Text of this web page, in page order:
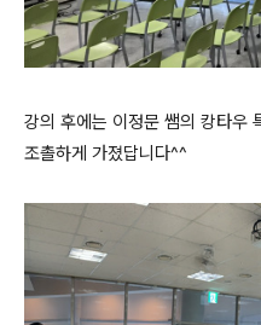
강의 후에는 이정문 쌤의 캉타우
조촐하게 가졌답니다^^